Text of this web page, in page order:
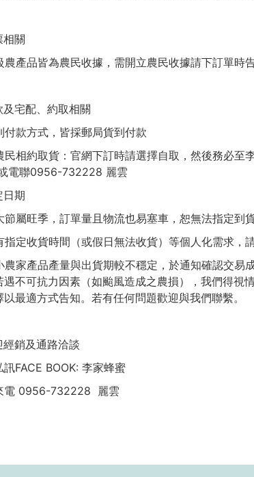
關
產品皆為農民收據，需開立農民收據請下訂單時
宅配、約取相關
款方式，皆採郵局貨到付款
相約取貨：官網下訂時請選擇自取，然後務必至
電聯0956-732228 麗雲
期
屬旺季，訂單量且物流也易塞車，恕無法指定到
定收貨時間（或假日無法收貨）等個人化需求，請
家產品產量與出貨期較不穩定，於通知確認交易
遇不可抗力因素（如颱風造成之農損），我們得視
以最適方式告知。若有任何問題歡迎與我們聯繫。
銷及通路洽談
訊FACE BOOK: 李家蜂蜜
電 0956-732228 麗雲